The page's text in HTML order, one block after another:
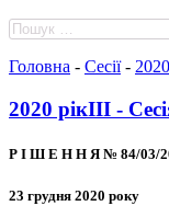
Пошук:
Головна - Сесії-
2020 рікIII -
Р І Ш Е Н Н Я № 84/03/
23 грудня 2020 року